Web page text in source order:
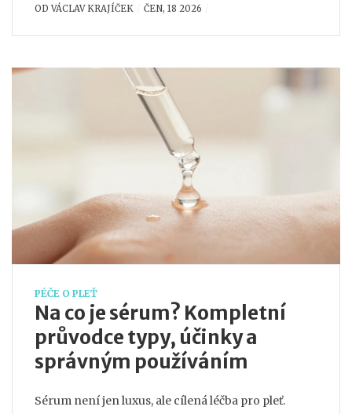
ODVÁCLAV KRAJÍČEK ČEN, 18 2026
PÉČE O PLEŤ
Na co je sérum? Kompletní
průvodce typy, účinky a
správným používáním
Sérum není jen luxus, ale cílená léčba pro pleť.